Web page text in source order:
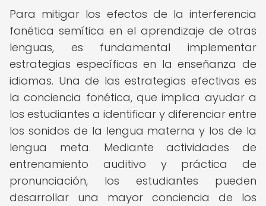
Para mitigar los efectos de la interferencia
fonética semítica en el aprendizaje de otras
lenguas, es fundamental implementar
estrategias específicas en la enseñanza de
idiomas. Una de las estrategias efectivas es
la conciencia fonética, que implica ayudar a
los estudiantes a identificar y diferenciar entre
los sonidos de la lengua materna y los de la
lengua meta. Mediante actividades de
entrenamiento auditivo y práctica de
pronunciación, los estudiantes pueden
desarrollar una mayor conciencia de los